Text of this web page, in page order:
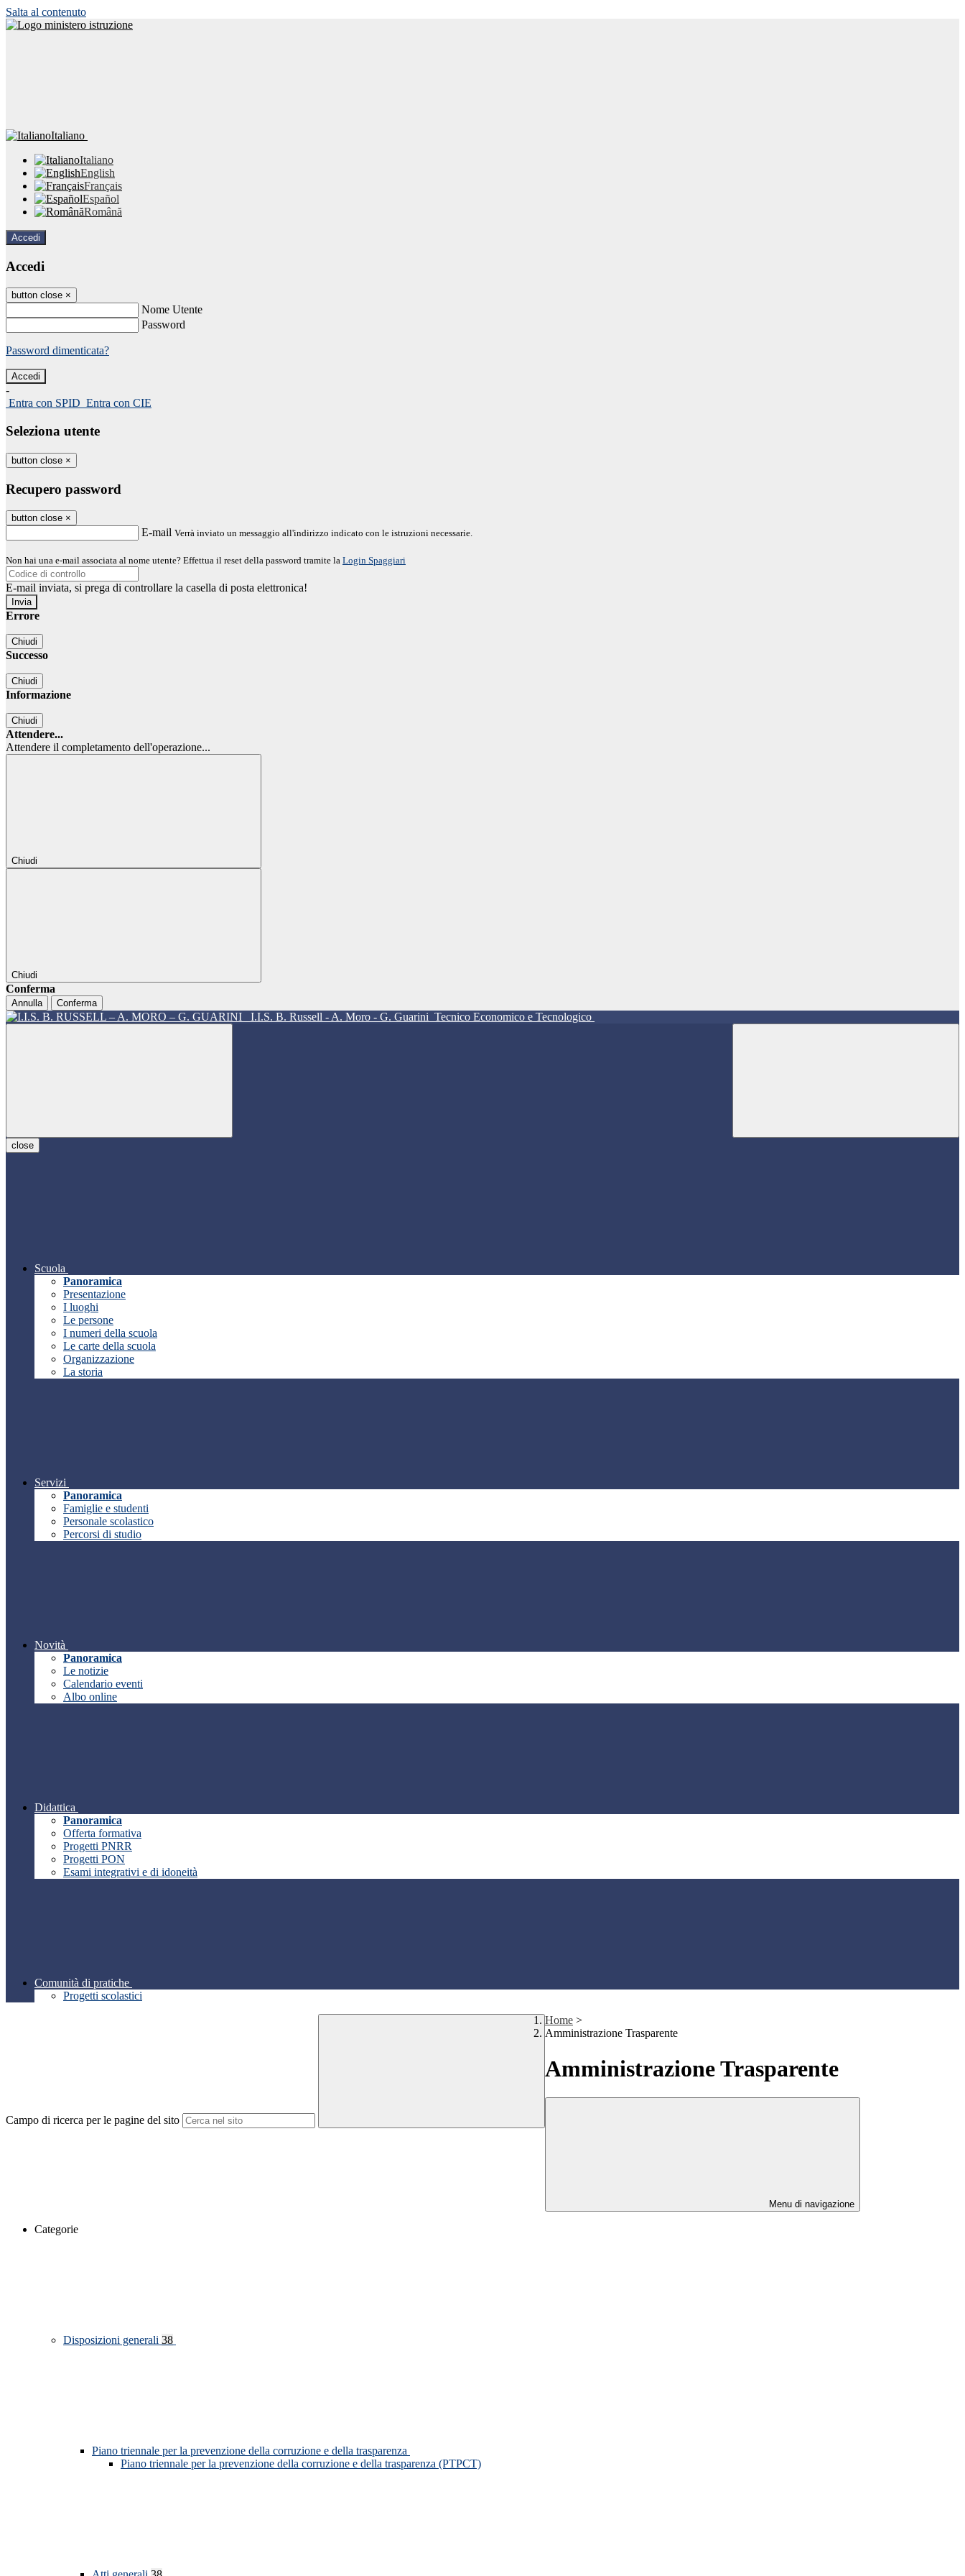
Salta al contenuto
Italiano
Italiano
English
Français
Español
Română
Accedi
Accedi
button close ×
Nome Utente
Password
Password dimenticata?
-
Entra con SPID Entra con CIE
Seleziona utente
button close ×
Recupero password
button close ×
E-mail Verrà inviato un messaggio all'indirizzo indicato con le istruzioni necessarie.
Non hai una e-mail associata al nome utente? Effettua il reset della password tramite la Login Spaggiari
E-mail inviata, si prega di controllare la casella di posta elettronica!
Errore
Chiudi
Successo
Chiudi
Informazione
Chiudi
Attendere...
Attendere il completamento dell'operazione...
Chiudi
Chiudi
Conferma
Annulla Conferma
I.I.S. B. Russell - A. Moro - G. Guarini Tecnico Economico e Tecnologico
close
Scuola
Panoramica
Presentazione
I luoghi
Le persone
I numeri della scuola
Le carte della scuola
Organizzazione
La storia
Servizi
Panoramica
Famiglie e studenti
Personale scolastico
Percorsi di studio
Novità
Panoramica
Le notizie
Calendario eventi
Albo online
Didattica
Panoramica
Offerta formativa
Progetti PNRR
Progetti PON
Esami integrativi e di idoneità
Comunità di pratiche
Progetti scolastici
Campo di ricerca per le pagine del sito
Home >
Amministrazione Trasparente
Amministrazione Trasparente
Menu di navigazione
Categorie
Disposizioni generali 38
Piano triennale per la prevenzione della corruzione e della trasparenza
Piano triennale per la prevenzione della corruzione e della trasparenza (PTPCT)